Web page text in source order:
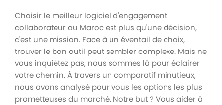
Choisir le meilleur logiciel d'engagement
collaborateur au Maroc est plus qu'une décision,
c'est une mission. Face à un éventail de choix,
trouver le bon outil peut sembler complexe. Mais ne
vous inquiétez pas, nous sommes là pour éclairer
votre chemin. À travers un comparatif minutieux,
nous avons analysé pour vous les options les plus
prometteuses du marché. Notre but ? Vous aider à